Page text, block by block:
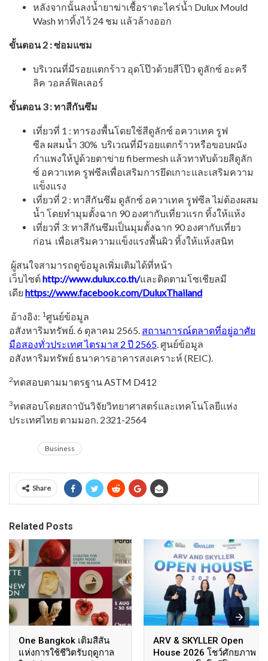
หลังจากนั้นลงน้ำยาฆ่าเชื้อราตะไคร่น้ำ Dulux Mould
Washทาทิ้งไว้ 24 ชม แล้วล้างออก
ขั้นตอน2 :ซ่อมแซม
บริเวณที่มีรอยแตกร้าว อุดโป๊วด้วยสีโป๊ว ดูลักซ์ อะครี
ลิค วอลล์ฟิลเลอร์
ขั้นตอน 3 :ทาสีกันซึม
เที่ยวที่ 1 : ทารองพื้นโดยใช้สีดูลักซ์ อควาเทค รูฟ
ซีล ผสมน้ำ 30% บริเวณที่มีรอยแตกร้าวหรือขอบผนัง
กำแพงให้ปูด้วยตาข่าย fibermesh แล้วทาทับด้วยสีดูลัก
ซ์ อควาเทค รูฟซีลเพื่อเสริมการยึดเกาะและเสริมความ
แข็งแรง
เที่ยวที่ 2 : ทาสีกันซึม ดูลักซ์ อควาเทค รูฟซีล ไม่ต้องผสม
น้ำ โดยทำมุมตั้งฉาก 90 องศากับเที่ยวแรก ทิ้งให้แห้ง
เที่ยวที่ 3: ทาสีกันซึมเป็นมุมตั้งฉาก 90องศากับเที่ยว
ก่อน เพื่อเสริมความแข็งแรงพื้นผิว ทิ้งให้แห้งสนิท
ผู้สนใจสามารถดูข้อมูลเพิ่มเติมได้ที่หน้า
เว็บไซต์http://www.dulux.co.th/และติดตามโซเชียลมี
เดีย https://www.facebook.com/DuluxThailand
อ้างอิง: 1ศูนย์ข้อมูล
อสังหาริมทรัพย์.6 ตุลาคม 2565. สถานการณ์ตลาดที่อยู่อาศัย
มือสองทั่วประเทศ ไตรมาส 2 ปี 2565.ศูนย์ข้อมูล
อสังหาริมทรัพย์ ธนาคารอาคารสงเคราะห์ (REIC).
2ทดสอบตามมาตรฐานASTM D412
3ทดสอบโดยสถาบันวิจัยวิทยาศาสตร์และเทคโนโลยีแห่ง
ประเทศไทย ตามมอก. 2321-2564
Business
Share
Related Posts
One Bangkok เติมสีสัน
แห่งการใช้ชีวิตรับฤดูกาล
ARV & SKYLLER Open
House 2026 โชว์ศักยภาพ